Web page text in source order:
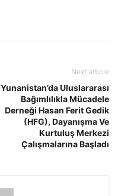
Next article
Yunanistan’da Uluslararası
Bağımlılıkla Mücadele
Derneği Hasan Ferit Gedik
(HFG), Dayanışma Ve
Kurtuluş Merkezi
Çalışmalarına Başladı